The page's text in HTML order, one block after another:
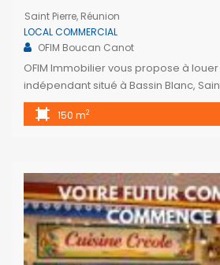
Saint Pierre, Réunion
LOCAL COMMERCIAL
OFIM Boucan Canot
OFIM Immobilier vous propose à
indépendant situé à Bassin Blanc,
particulièrement passant et
immédiate de nombreux commerces,
direct, offrant ainsi un réel avantage
de […]
150 m2